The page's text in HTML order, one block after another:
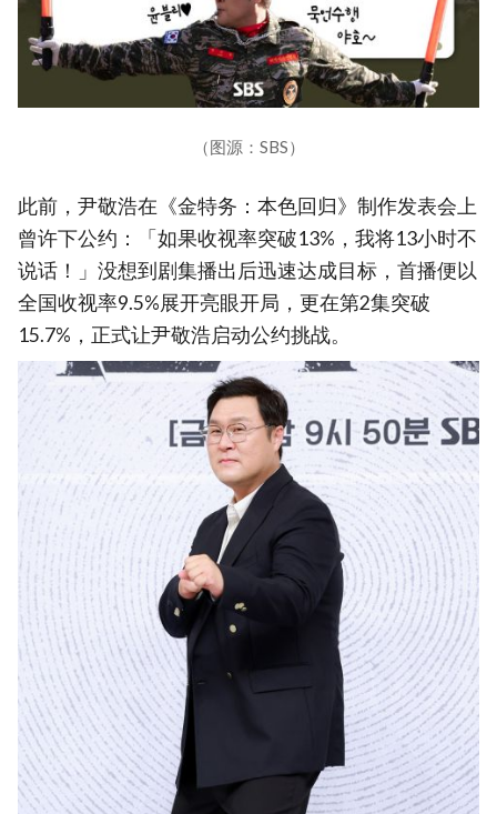
（图源：SBS）
此前，尹敬浩在《金特务：本色回归》制作发表会上
曾许下公约：「如果收视率突破13%，我将13小时不
说话！」没想到剧集播出后迅速达成目标，首播便以
全国收视率9.5%展开亮眼开局，更在第2集突破
15.7%，正式让尹敬浩启动公约挑战。